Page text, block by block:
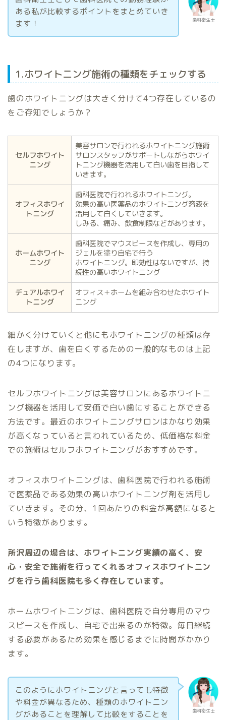
歯科衛生士
ある私が比較するポイントをまとめていき
ます！
1.ホワイトニング施術の種類をチェックする
歯のホワイトニングは大きく分けて4つ存在しているの
をご存知でしょうか？
セルフホワイト
ニング
美容サロンで行われるホワイトニング施術
サロンスタッフがサポートしながらホワイ
トニング機器を活用して白い歯を目指して
いきます。
オフィスホワイ
トニング
歯科医院で行われるホワイトニング。
効果の高い医薬品のホワイトニング溶液を
活用して白くしていきます。
しみる、痛み、飲食制限などがあります。
ホームホワイト
ニング
歯科医院でマウスピースを作成し、専用の
ジェルを塗り自宅で行う
ホワイトニング。即効性はないですが、持
続性の高いホワイトニング
デュアルホワイ
トニング
オフィス＋ホームを組み合わせたホワイト
ニング
細かく分けていくと他にもホワイトニングの種類は存
在しますが、歯を白くするための一般的なものは上記
の4つになります。
セルフホワイトニングは美容サロンにあるホワイトニ
ング機器を活用して安価で白い歯にすることができる
方法です。最近のホワイトニングサロンはかなり効果
が高くなっていると言われているため、低価格な料金
での施術はセルフホワイトニングがおすすめです。
オフィスホワイトニングは、歯科医院で行われる施術
で医薬品である効果の高いホワイトニング剤を活用し
ていきます。その分、1回あたりの料金が高額になると
いう特徴があります。
所沢周辺の場合は、ホワイトニング実績の高く、安
心・安全で施術を行ってくれるオフィスホワイトニン
グを行う歯科医院も多く存在しています。
ホームホワイトニングは、歯科医院で自分専用のマウ
スピースを作成し、自宅で出来るのが特徴。毎日継続
する必要があるため効果を感じるまでに時間がかかり
ます。
歯科衛生士
このようにホワイトニングと言っても特徴
や料金が異なるため、種類のホワイトニン
グがあることを理解して比較をすることを